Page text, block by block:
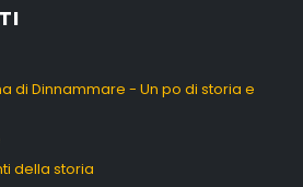
di Dinnammare - Un po di storia e
della storia